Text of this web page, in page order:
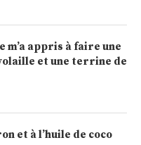
m’a appris à faire une
et une terrine de
et à l’huile de coco